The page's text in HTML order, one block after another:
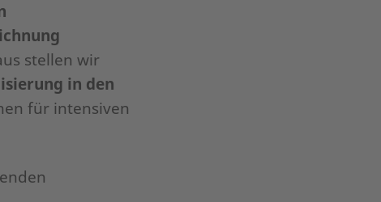
stellen wir
in den
für intensiven